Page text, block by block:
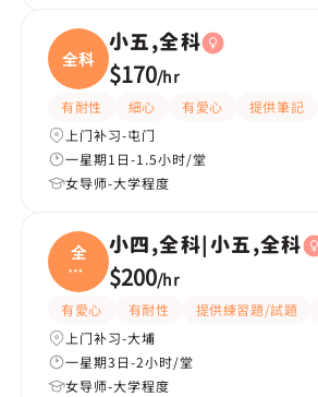
全科
小五,全科
$170/hr
有耐性 細心 有愛心 提供筆記
上门补习-屯门
一星期1日-1.5小时/堂
女导师-大学程度
全
科|
小五
小四,全科|小五,全科
$200/hr
有愛心 有耐性 提供練習題/試題
上门补习-大埔
一星期3日-2小时/堂
女导师-大学程度